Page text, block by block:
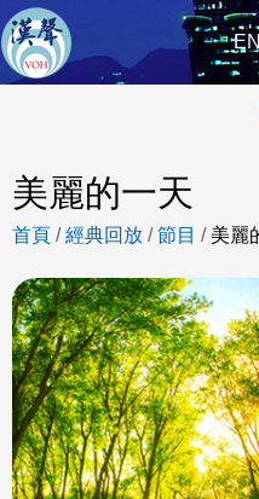
美麗的一天
首頁 /經典回放 /節目 / 美麗